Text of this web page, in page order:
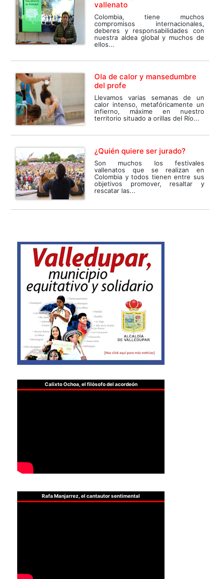
vallenato
Colombia, tiene muchos
compromisos internacionales,
deberes y responsabilidades con
nuestra aldea global y muchos de
ellos...
Ola de calor y mansedumbre
del profe
Llevamos varias semanas de un
calor intenso, metafóricamente un
infierno, máxime en nuestro
territorio situado a orillas del Río...
¿Quién quiere ser jurado?
Son muchos los festivales
vallenatos que se realizan en
Colombia y todos tienen entre sus
objetivos promover, resaltar y
rescatar las...
Calixto Ochoa, el filósofo del acordeón
Rafa Manjarrez, el cantautor sentimental